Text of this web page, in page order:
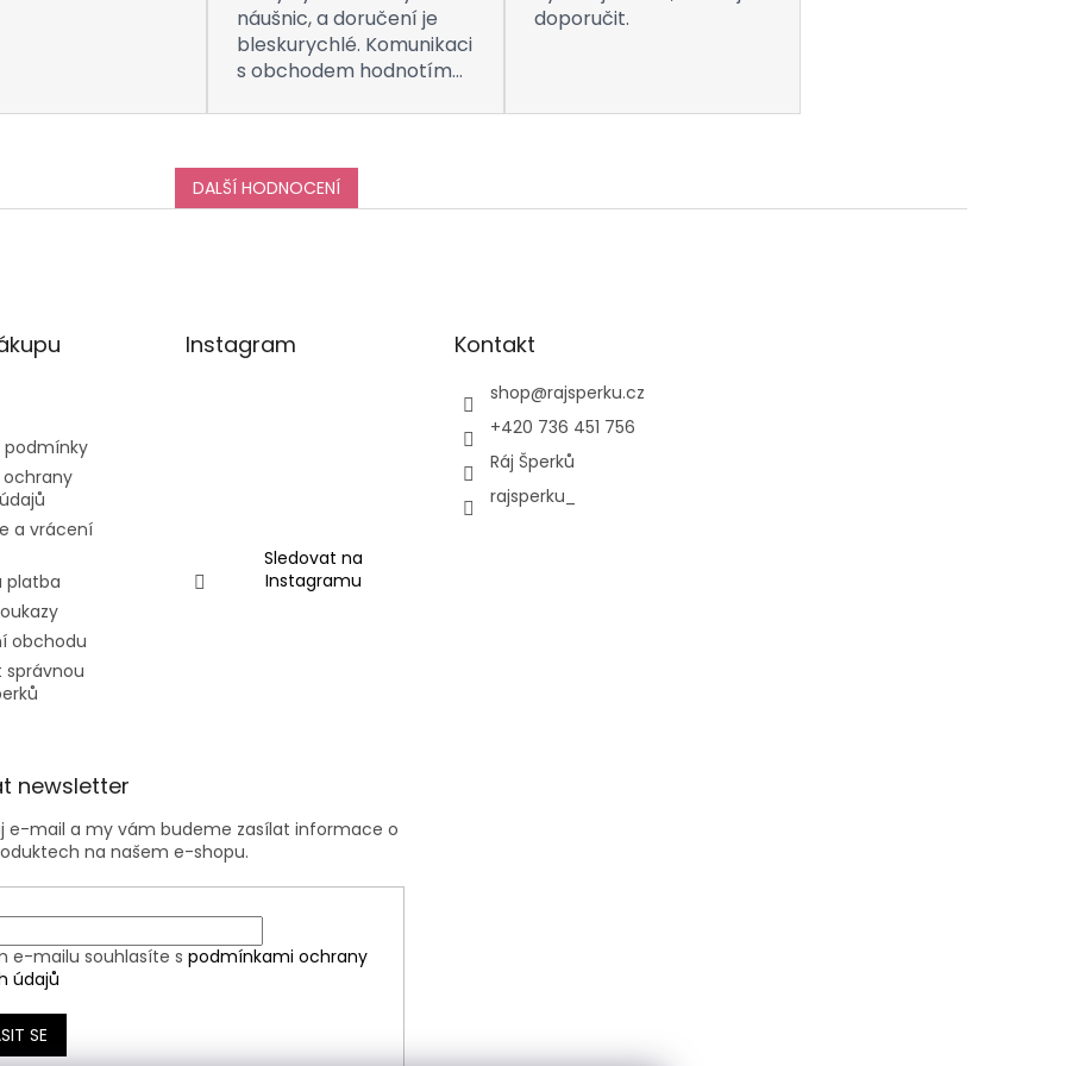
náušnic, a doručení je
bleskurychlé. Komunikaci
s obchodem hodnotím
za vše, a určitě se k vám
:-)
doporučit.
DALŠÍ HODNOCENÍ
a vrácení
platba
obchodu
správnou
Instagram
Sledovat na
Instagramu
Kontakt
shop@rajsperku.cz
+420 736 451 756
Ráj Šperků
rajsperku_
newsletter
e-mail a my vám budeme zasílat informace o
na našem e-shopu.
e-mailu souhlasíte s podmínkami ochrany
údajů
SE